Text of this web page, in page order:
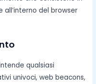
del browser
qualsiasi
univoci, web beacons,